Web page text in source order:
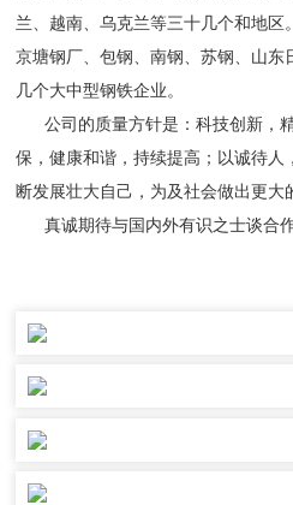
兰、越南、乌克兰等三十几个和地区
京塘钢厂、包钢、南钢、苏钢、山
几个大中型钢铁企业。
公司的质量方针是：科技创新，
保，健康和谐，持续提高；以诚待人
断发展壮大自己，为及社会做出更大
真诚期待与国内外有识之士谈合作